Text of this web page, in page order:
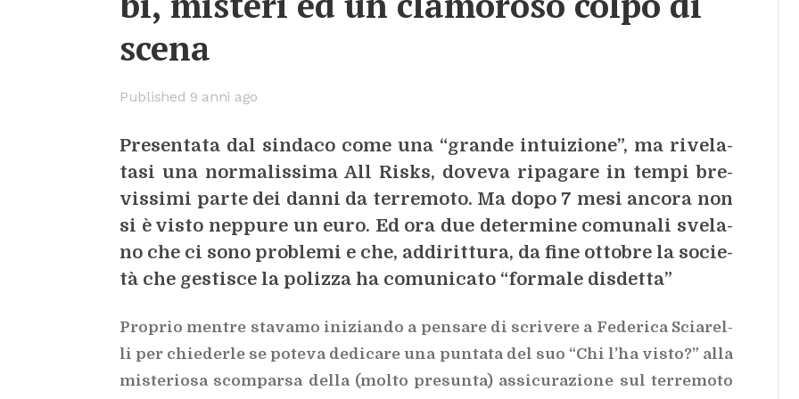
sce­na
Published 9 anni ago
Pre­sen­ta­ta dal sin­da­co come una “gran­de in­tui­zio­ne”, ma ri­ve­la­
ta­si una nor­ma­lis­si­ma All Ri­sks, do­ve­va ri­pa­ga­re in tem­pi bre­
vis­si­mi par­te dei dan­ni da ter­re­mo­to. Ma dopo 7 mesi an­co­ra non
si è vi­sto nep­pu­re un euro. Ed ora due de­ter­mi­ne co­mu­na­li sve­la­
no che ci sono pro­ble­mi e che, ad­di­rit­tu­ra, da fine ot­to­bre la so­cie­
tà che ge­sti­sce la po­liz­za ha co­mu­ni­ca­to “for­ma­le di­sdet­ta”
Pro­prio men­tre sta­va­mo ini­zian­do a pen­sa­re di scri­ve­re a Fe­de­ri­ca Scia­rel­
li per chie­der­le se po­te­va de­di­ca­re una pun­ta­ta del suo “Chi l’ha vi­sto?” alla
mi­ste­rio­sa scom­par­sa del­la (mol­to pre­sun­ta) as­si­cu­ra­zio­ne sul ter­re­mo­to